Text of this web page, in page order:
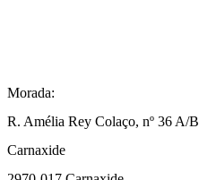
Morada:
R. Amélia Rey Colaço, nº 36 A/B
Carnaxide